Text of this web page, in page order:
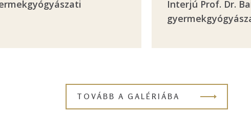
Interjú Prof. Dr.
TOVÁBB A GALÉRIÁBA